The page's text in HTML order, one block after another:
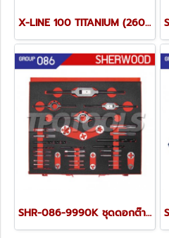
X-LINE 100 TITANIUM (2607017397) ชุดดอกสว่าน-ดอกไขควง 100 ชิ้น (Blue)
SHR-086-9990K ชุดดอกต๊าป-ดายต๊าป M2-M16 เกรดไฮสปีด HSS (37 ตัวชุด)